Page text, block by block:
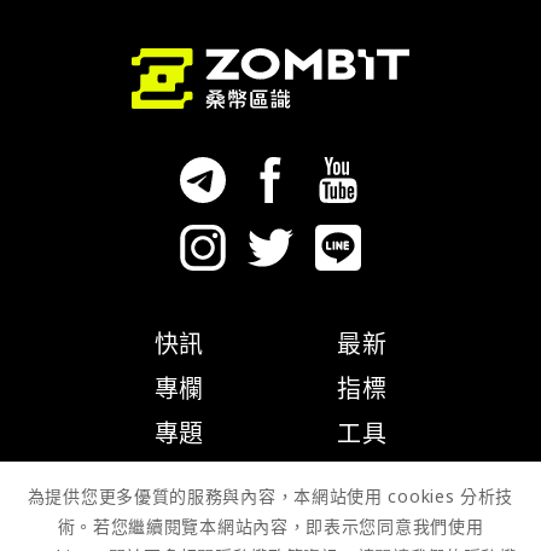
快訊
專欄
專題
最新
指標
工具
為提供您更多優質的服務與內容，本網站使用 cookies 分析技
術。若您繼續閱覽本網站內容，即表示您同意我們使用